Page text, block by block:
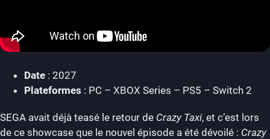
Date : 2027
Plateformes : PC – XBOX Series – PS5 – Switch 2
SEGA avait déjà teasé le retour de Crazy Taxi, et c’est lors
de ce showcase que le nouvel épisode a été dévoilé : Crazy